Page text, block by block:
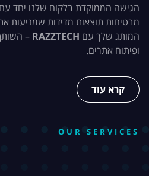
הגישה הממוקדת בלקוח שלנו יחד
מבטיחות תוצאות מדידות
המותג שלך עם RAZZTECH
–
ופיתוח אתרים.
קרא עוד
OUR SERVICES